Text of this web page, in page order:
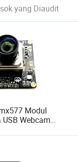
yang Diaudit
Modul
USB Webcam